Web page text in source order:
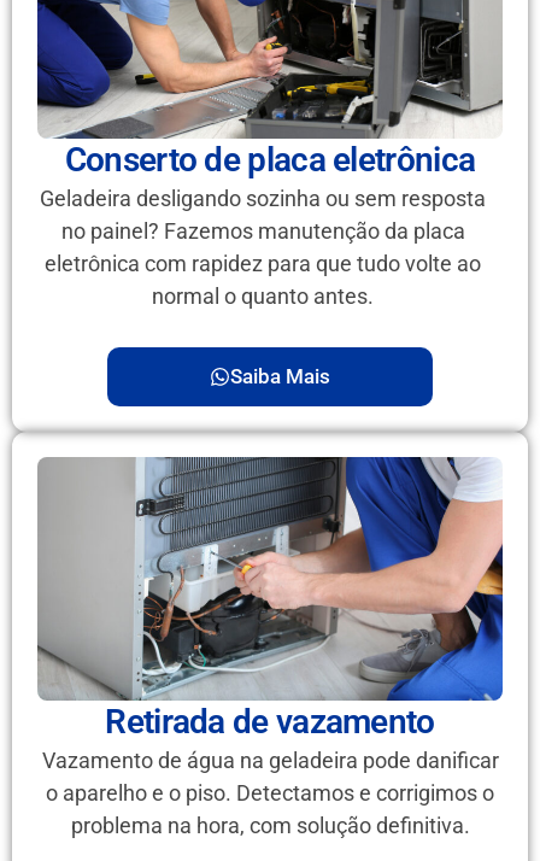
Conserto de placa eletrônica
Geladeira desligando sozinha ou sem resposta
no painel? Fazemos manutenção da placa
eletrônica com rapidez para que tudo volte ao
normal o quanto antes.
Saiba Mais
Retirada de vazamento
Vazamento de água na geladeira pode danificar
o aparelho e o piso. Detectamos e corrigimos o
problema na hora, com solução definitiva.